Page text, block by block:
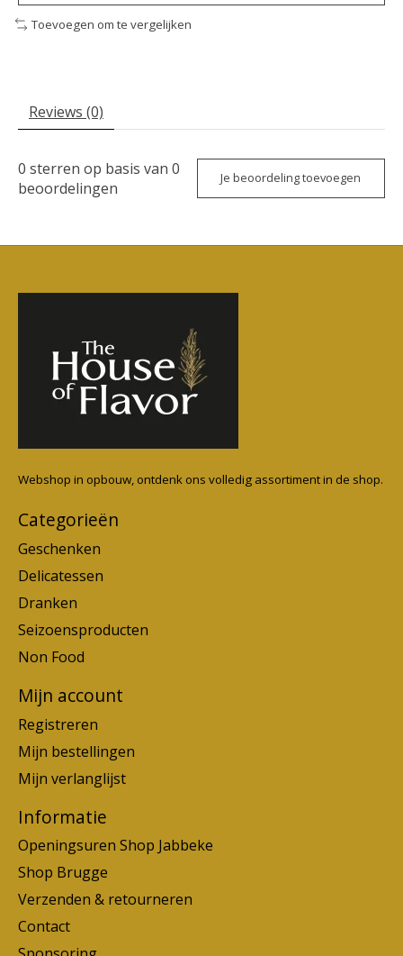
Toevoegen om te vergelijken
Reviews (0)
0 sterren op basis van 0
beoordelingen
Je beoordeling toevoegen
Webshop in opbouw, ontdenk ons volledig assortiment in de shop.
Categorieën
Geschenken
Delicatessen
Dranken
Seizoensproducten
Non Food
Mijn account
Registreren
Mijn bestellingen
Mijn verlanglijst
Informatie
Openingsuren Shop Jabbeke
Shop Brugge
Verzenden & retourneren
Contact